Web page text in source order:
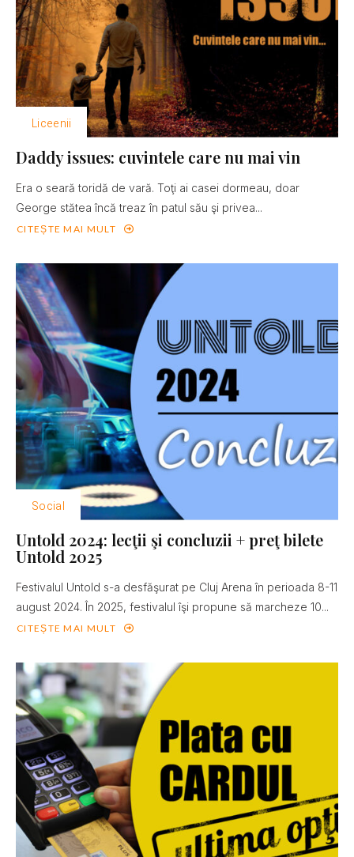
Liceenii
Daddy issues: cuvintele care nu mai vin
Era o seară toridă de vară. Toţi ai casei dormeau, doar
George stătea încă treaz în patul său şi privea...
CITEȘTE MAI MULT
Social
Untold 2024: lecţii şi concluzii + preţ bilete
Untold 2025
Festivalul Untold s-a desfăşurat pe Cluj Arena în perioada 8-11
august 2024. În 2025, festivalul îşi propune să marcheze 10...
CITEȘTE MAI MULT